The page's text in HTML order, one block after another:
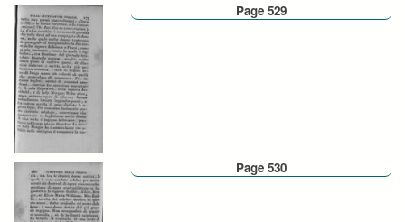
Page 529
Page 530